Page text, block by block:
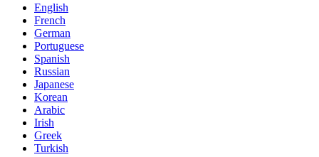
English
French
German
Portuguese
Spanish
Russian
Japanese
Korean
Arabic
Irish
Greek
Turkish